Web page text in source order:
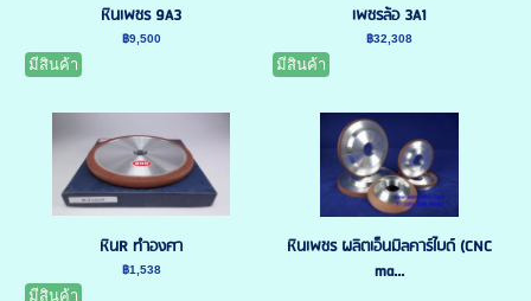
หินเพชร 9A3
฿9,500
มีสินค้า
เพชรล้อ 3A1
฿32,308
มีสินค้า
หินR ทำองศา
฿1,538
มีสินค้า
หินเพชร ผลิตเอ็นมิลคาร์ไบด์ (CNC
ma...